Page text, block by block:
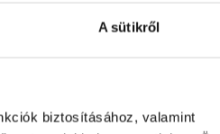
A sütikről
biztosításához, valamint